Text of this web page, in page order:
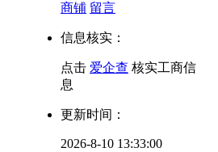
商铺 留言
信息核实：
点击 爱企查 核实工商信
息
更新时间：
2026-8-10 13:33:00